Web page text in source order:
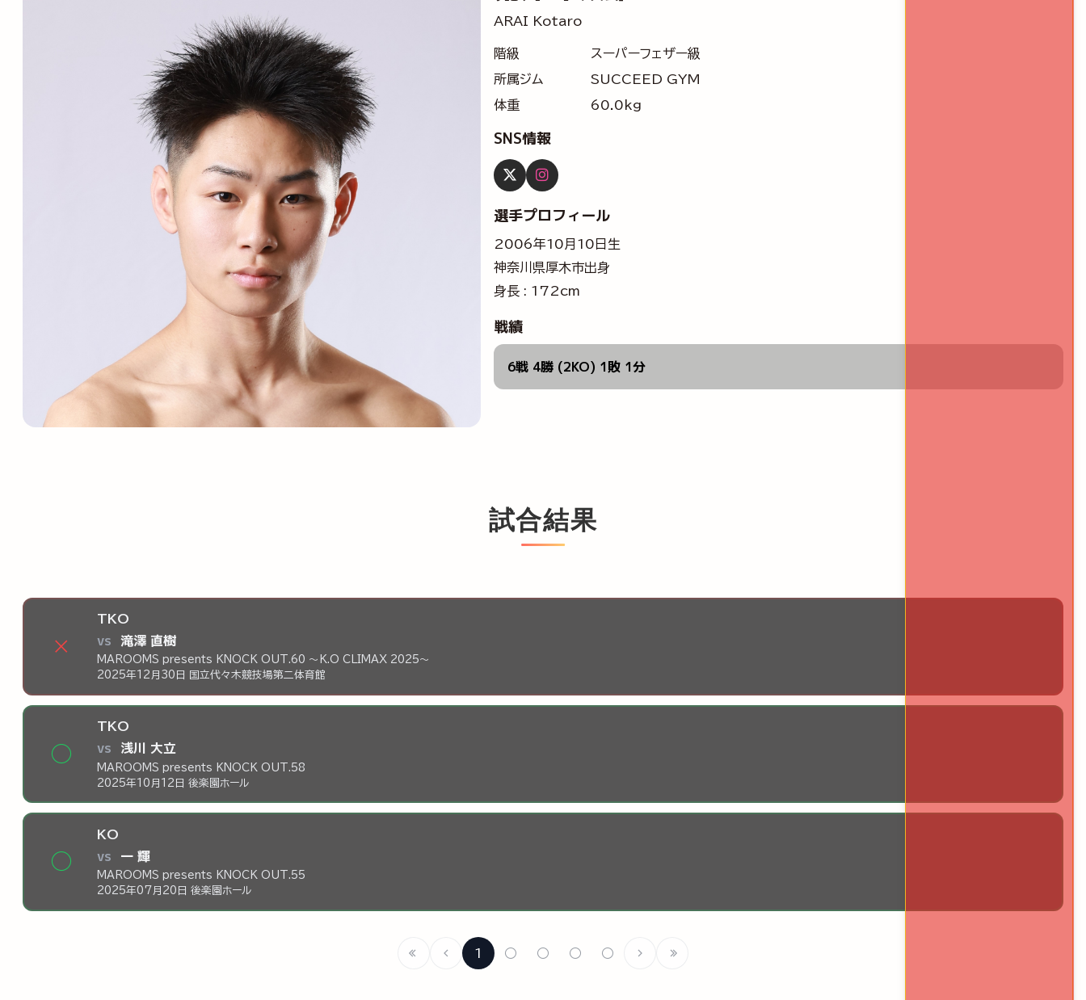
ARAI Kotaro
階級
スーパーフェザー級
所属ジム
SUCCEED GYM
体重
60.0kg
SNS情報
選手プロフィール
2006年10月10日生
神奈川県厚木市出身
身長 : 172cm
戦績
6戦 4勝 (2KO) 1敗 1分
試合結果
×
TKO
vs 滝澤 直樹
MAROOMS presents KNOCK OUT.60 ～K.O CLIMAX 2025～
2025年12月30日 国立代々木競技場第二体育館
◯
TKO
vs 浅川 大立
MAROOMS presents KNOCK OUT.58
2025年10月12日 後楽園ホール
◯
KO
vs 一 輝
MAROOMS presents KNOCK OUT.55
2025年07月20日 後楽園ホール
1 ○ ○ ○ ○